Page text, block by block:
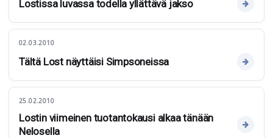
Lostissa luvassa todella yllättävä jakso
02.03.2010
Tältä Lost näyttäisi Simpsoneissa
25.02.2010
Lostin viimeinen tuotantokausi alkaa tänään
Nelosella